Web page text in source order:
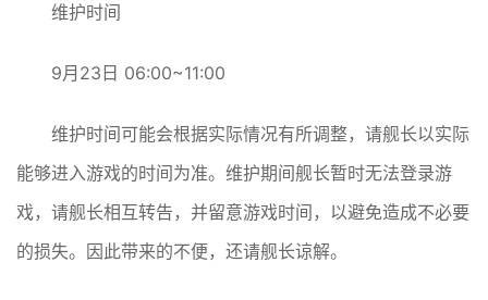
维护时间
9月23日 06:00~11:00
维护时间可能会根据实际情况有所调整，请舰长以实际
能够进入游戏的时间为准。维护期间舰长暂时无法登录游
戏，请舰长相互转告，并留意游戏时间，以避免造成不必要
的损失。因此带来的不便，还请舰长谅解。